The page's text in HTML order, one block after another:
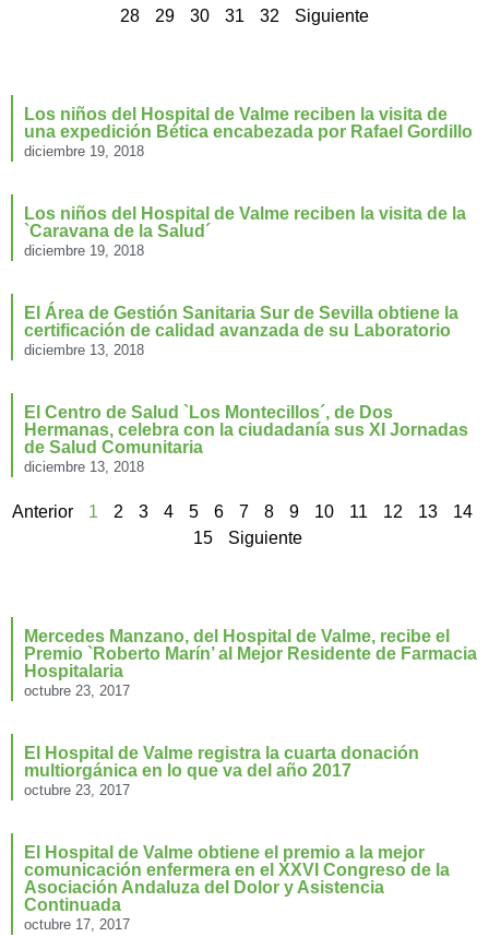
28
29 30 31 32 Siguiente
Los niños del Hospital de Valme reciben la visita de
una expedición Bética encabezada por Rafael Gordillo
diciembre 19, 2018
Los niños del Hospital de Valme reciben la visita de la
`Caravana de la Salud´
diciembre 19, 2018
El Área de Gestión Sanitaria Sur de Sevilla obtiene la
certificación de calidad avanzada de su Laboratorio
diciembre 13, 2018
El Centro de Salud `Los Montecillos´, de Dos
Hermanas, celebra con la ciudadanía sus XI Jornadas
de Salud Comunitaria
diciembre 13, 2018
Anterior 1 2 3 4 5 6 7 8 9 10 11 12 13
14
15
Siguiente
Mercedes Manzano, del Hospital de Valme, recibe el
Premio `Roberto Marín’ al Mejor Residente de Farmacia
Hospitalaria
octubre 23, 2017
El Hospital de Valme registra la cuarta donación
multiorgánica en lo que va del año 2017
octubre 23, 2017
El Hospital de Valme obtiene el premio a la mejor
comunicación enfermera en el XXVI Congreso de la
Asociación Andaluza del Dolor y Asistencia
Continuada
octubre 17, 2017